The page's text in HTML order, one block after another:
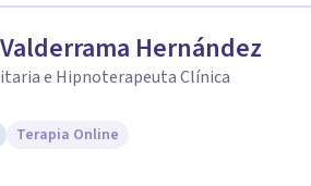
confianza desde el primer contacto. El
para ayudar a dar el primer paso y
en cada caso.
Hernández
e Hipnoterapeuta Clínica
Terapia Online